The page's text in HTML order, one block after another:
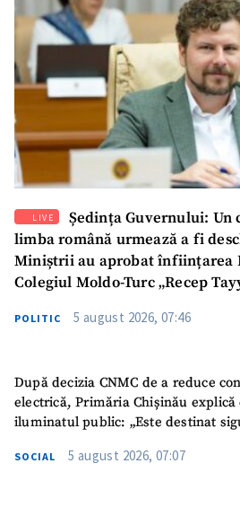
SUSȚINE
LIVE
Ședința Guvernului: Un
limba română urmează a fi
Miniștrii au aprobat înființarea
Colegiul Moldo-Turc „Recep
POLITIC 5 august 2026, 07:46
După decizia CNMC de a reduce
electrică, Primăria Chișinău explică
iluminatul public: „Este destinat
SOCIAL 5 august 2026, 07:07